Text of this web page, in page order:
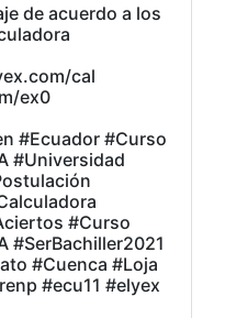
de acuerdo a los
cal
ex0
#Ecuador #Curso
#Universidad
#Curso
#SerBachiller2021
#Cuenca #Loja
#ecu11 #elyex